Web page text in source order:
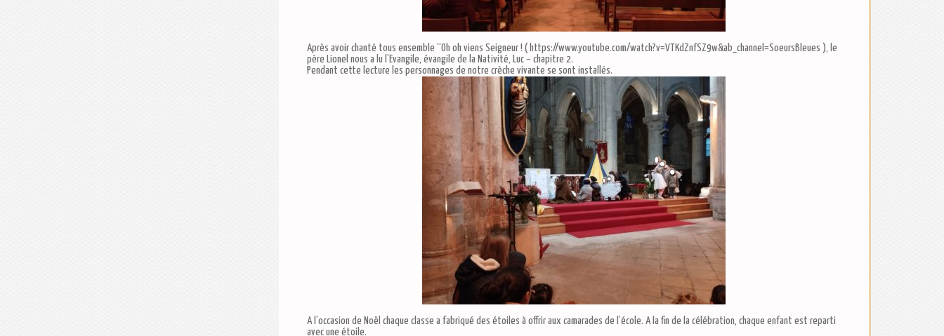
Après avoir chanté tous ensemble “Oh oh viens Seigneur ! ( https://www.youtube.com/watch?v=VTKdZnfSZ9w&ab_channel=SoeursBleues ), le
père Lionel nous a lu l’Evangile, évangile de la Nativité, Luc – chapitre 2.
Pendant cette lecture les personnages de notre crèche vivante se sont installés.
A l’occasion de Noël chaque classe a fabriqué des étoiles à offrir aux camarades de l’école. A la fin de la célébration, chaque enfant est reparti
avec une étoile.